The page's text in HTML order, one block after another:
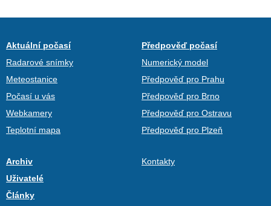
Aktuální počasí
Radarové snímky
Meteostanice
Počasí u vás
Webkamery
Teplotní mapa
Předpověď počasí
Numerický model
Předpověď pro Prahu
Předpověď pro Brno
Předpověď pro Ostravu
Předpověď pro Plzeň
Archiv
Uživatelé
Články
Kontakty